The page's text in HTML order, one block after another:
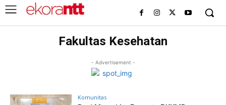
Fakultas Kesehatan
- Advertisement -
Komunitas